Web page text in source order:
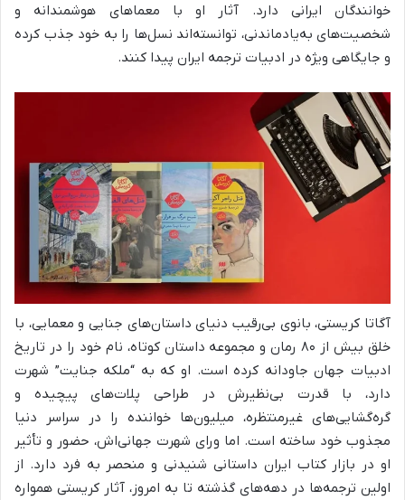
خوانندگان ایرانی دارد. آثار او با معماهای هوشمندانه و
شخصیت‌های به‌یادماندنی، توانسته‌اند نسل‌ها را به خود جذب کرده
و جایگاهی ویژه در ادبیات ترجمه ایران پیدا کنند.
آگاتا کریستی، بانوی بی‌رقیب دنیای داستان‌های جنایی و معمایی، با
خلق بیش از ۸۰ رمان و مجموعه داستان کوتاه، نام خود را در تاریخ
ادبیات جهان جاودانه کرده است. او که به “ملکه جنایت” شهرت
دارد، با قدرت بی‌نظیرش در طراحی پلات‌های پیچیده و
گره‌گشایی‌های غیرمنتظره، میلیون‌ها خواننده را در سراسر دنیا
مجذوب خود ساخته است. اما ورای شهرت جهانی‌اش، حضور و تأثیر
او در بازار کتاب ایران داستانی شنیدنی و منحصر به فرد دارد. از
اولین ترجمه‌ها در دهه‌های گذشته تا به امروز، آثار کریستی همواره